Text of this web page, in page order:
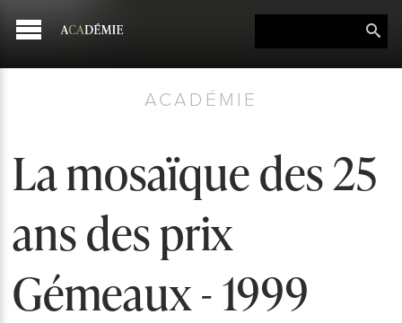
ACADÉMIE
La mosaïque des 25
ans des prix
Gémeaux - 1999